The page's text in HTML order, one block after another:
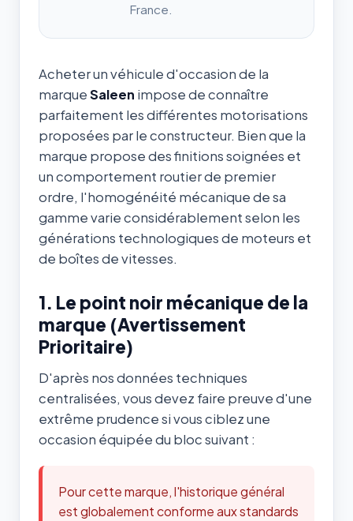
France.
Acheter un véhicule d'occasion de la
marqueSaleen impose de connaître
parfaitement les différentes motorisations
proposées par le constructeur. Bien que la
marque propose des finitions soignées et
un comportement routier de premier
ordre, l'homogénéité mécanique de sa
gamme varie considérablement selon les
générations technologiques de moteurs et
de boîtes de vitesses.
1. Le point noir mécanique de la
marque (Avertissement
Prioritaire)
D'après nos données techniques
centralisées, vous devez faire preuve d'une
extrême prudence si vous ciblez une
occasion équipée du bloc suivant :
Pour cette marque, l'historique général
est globalement conforme aux standards